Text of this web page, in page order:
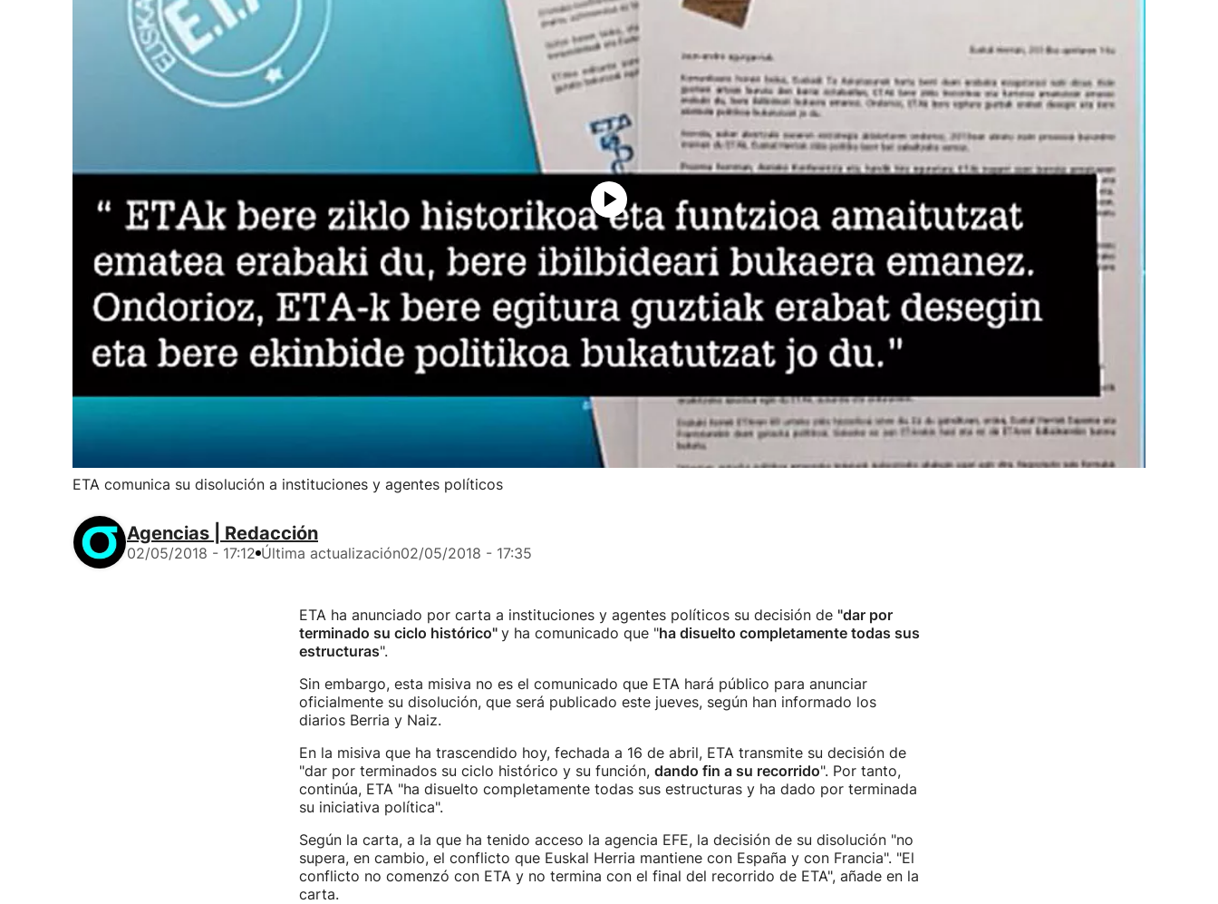
ETA comunica su disolución a instituciones y agentes políticos
Agencias | Redacción
02/05/2018 - 17:12 Última actualización02/05/2018 - 17:35
ETA ha anunciado por carta a instituciones y agentes políticos su decisión de "dar por
terminado su ciclo histórico" y ha comunicado que "ha disuelto completamente todas sus
estructuras".
Sin embargo, esta misiva no es el comunicado que ETA hará público para anunciar
oficialmente su disolución, que será publicado este jueves, según han informado los
diarios Berria y Naiz.
En la misiva que ha trascendido hoy, fechada a 16 de abril, ETA transmite su decisión de
"dar por terminados su ciclo histórico y su función, dando fin a su recorrido". Por tanto,
continúa, ETA "ha disuelto completamente todas sus estructuras y ha dado por terminada
su iniciativa política".
Según la carta, a la que ha tenido acceso la agencia EFE, la decisión de su disolución "no
supera, en cambio, el conflicto que Euskal Herria mantiene con España y con Francia". "El
conflicto no comenzó con ETA y no termina con el final del recorrido de ETA", añade en la
carta.